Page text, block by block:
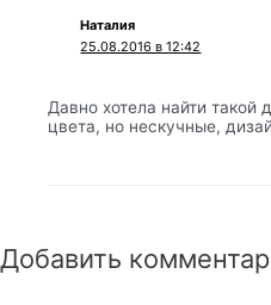
Наталия
25.08.2016 в 12:42
Давно хотела найти такой
цвета, но нескучные,
Добавить